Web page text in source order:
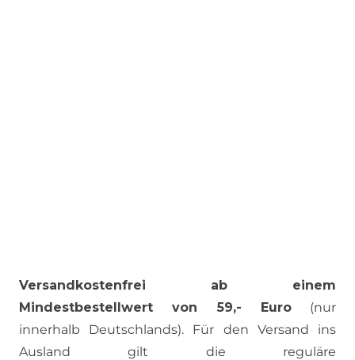
Versandkostenfrei ab einem
Mindestbestellwert von 59,- Euro(nur
innerhalb Deutschlands). Für den Versand ins
Ausland gilt die reguläre